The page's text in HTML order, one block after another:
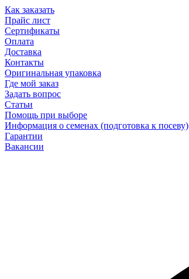
Как заказать
Прайс лист
Сертификаты
Оплата
Доставка
Контакты
Оригинальная упаковка
Где мой заказ
Задать вопрос
Статьи
Помощь при выборе
Информация о семенах (подготовка к посеву)
Гарантии
Вакансии